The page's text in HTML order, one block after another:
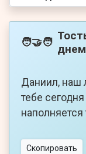
🧑‍🤝‍🧑
Даниил, наш
тебе
наполняется
Скопировать